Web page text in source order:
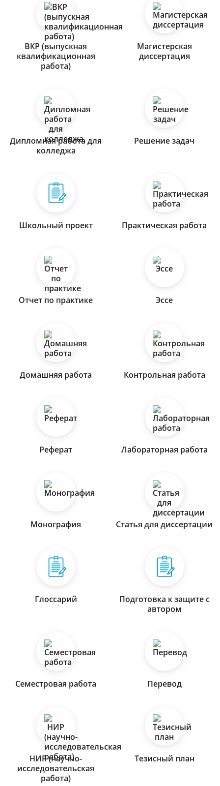
ВКР (выпускная
квалификационная
работа)
Магистерская
диссертация
Дипломная работа для
колледжа
Решение задач
Школьный проект Практическая работа
Отчет по практике Эссе
Домашняя работа Контрольная работа
Реферат Лабораторная работа
Монография Статья для диссертации
Глоссарий
Подготовка к защите с
автором
Семестровая работа Перевод
НИР (научно-
исследовательская
работа)
Тезисный план